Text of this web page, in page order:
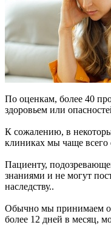
По оценкам, более 40
здоровьем или
К сожалению, в
клиниках мы чаще всего
Пациенту,
знаниями и не могут
наследству..
Обычно мы принимаем
более 12 дней в месяц,